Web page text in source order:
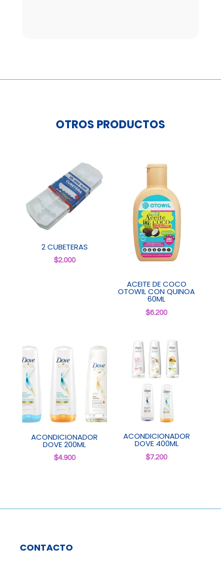
OTROS PRODUCTOS
2 CUBETERAS
$2.000
ACEITE DE COCO
OTOWIL CON QUINOA
60ML
$6.200
ACONDICIONADOR
DOVE 200ML
$4.900
ACONDICIONADOR
DOVE 400ML
$7.200
CONTACTO